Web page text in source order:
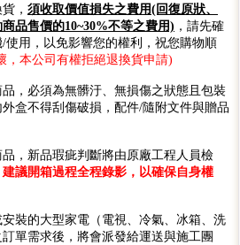
， 須收取價值損失之費用(回復原狀、
品售價的10~30%不等之費用) ，請先確
使用，以免影響您的權利，祝您購物順
，本公司有權拒絕退換貨申請)
，必須為無髒汙、無損傷之狀態且包裝
盒不得刮傷破損，配件/隨附文件與贈品
，新品瑕疵判斷將由原廠工程人員檢
議開箱過程全程錄影，以確保自身權
裝的大型家電（電視、冷氣、冰箱、洗
單需求後，將會派發給運送與施工團